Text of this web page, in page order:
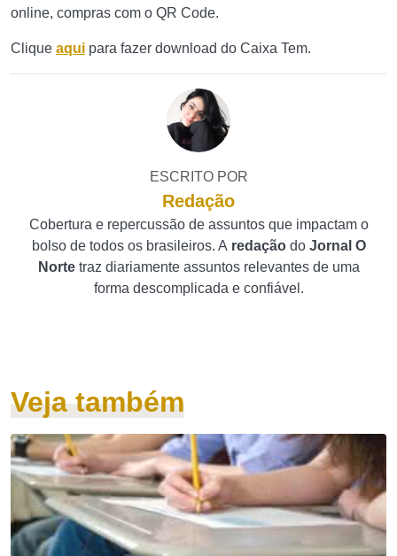
online, compras com o QR Code.
Clique aqui para fazer download do Caixa Tem.
ESCRITO POR
Redação
Cobertura e repercussão de assuntos que impactam o
bolso de todos os brasileiros. A redação do Jornal O
Norte traz diariamente assuntos relevantes de uma
forma descomplicada e confiável.
Veja também